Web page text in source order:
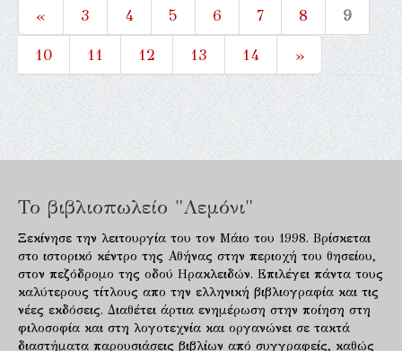
« 3 4 5 6 7 8
9
10
11 12 13 14 »
Το βιβλιοπωλείο "Λεμόνι"
Ξεκίνησε την λειτουργία του τον Μάιο του 1998. Βρίσκεται
στο ιστορικό κέντρο της Αθήνας στην περιοχή του θησείου,
στον πεζόδρομο της οδού Ηρακλειδών. Επιλέγει πάντα τους
καλύτερους τίτλους απο την ελληνική βιβλιογραφία και τις
νέες εκδόσεις. Διαθέτει άρτια ενημέρωση στην ποίηση στη
φιλοσοφία και στη λογοτεχνία και οργανώνει σε τακτά
διαστήματα παρουσιάσεις βιβλίων από συγγραφείς, καθώς